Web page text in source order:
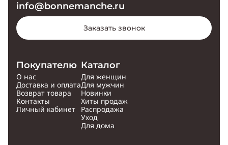
Покупателю
О нас
Доставка и оплата
Возврат товара
Контакты
Личный кабинет
Каталог
Для женщин
Для мужчин
Новинки
Хиты продаж
Распродажа
Уход
Для дома
info@bonnemanche.ru
Заказать звонок